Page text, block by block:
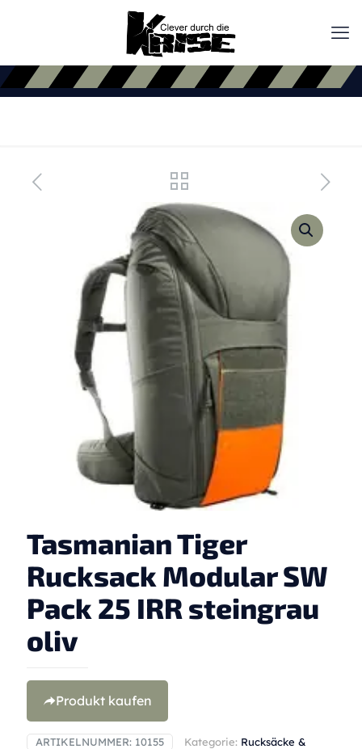
Tasmanian Tiger
Rucksack Modular SW
Pack 25 IRR steingrau
oliv
Produkt kaufen
ARTIKELNUMMER: 10155 Kategorie: Rucksäcke &